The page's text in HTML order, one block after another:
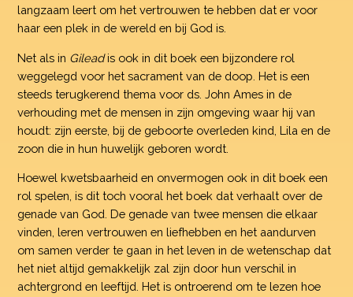
langzaam leert om het vertrouwen te hebben dat er voor
haar een plek in de wereld en bij God is.
Net als in Gileadis ook in dit boek een bijzondere rol
weggelegd voor het sacrament van de doop. Het is een
steeds terugkerend thema voor ds. John Ames in de
verhouding met de mensen in zijn omgeving waar hij van
houdt: zijn eerste, bij de geboorte overleden kind, Lila en de
zoon die in hun huwelijk geboren wordt.
Hoewel kwetsbaarheid en onvermogen ook in dit boek een
rol spelen, is dit toch vooral het boek dat verhaalt over de
genade van God. De genade van twee mensen die elkaar
vinden, leren vertrouwen en liefhebben en het aandurven
om samen verder te gaan in het leven in de wetenschap dat
het niet altijd gemakkelijk zal zijn door hun verschil in
achtergrond en leeftijd. Het is ontroerend om te lezen hoe